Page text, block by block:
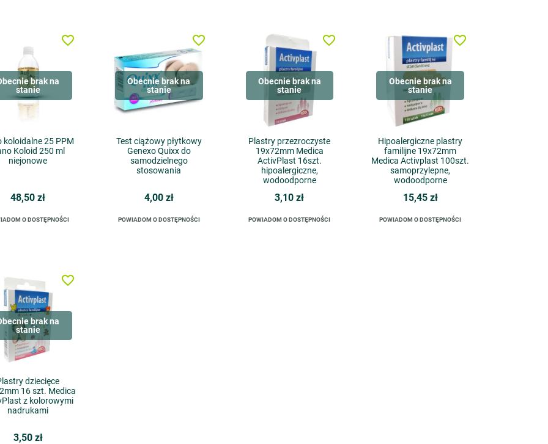
brak na
stanie
koloidalne 25 PPM
Koloid 250 ml
niejonowe
48,50 zł
O DOSTĘPNOŚCI
favorite_border
Obecnie brak na
stanie
Test ciążowy płytkowy
Genexo Quixx do
samodzielnego
stosowania
4,00 zł
POWIADOM O DOSTĘPNOŚCI
favorite_border
Obecnie brak na
stanie
Plastry przezroczyste
19x72mm Medica
ActivPlast 16szt.
hipoalergiczne,
wodoodporne
3,10 zł
POWIADOM O DOSTĘPNOŚCI
favorite_border
Obecnie brak na
stanie
Hipoalergiczne plastry
familijne 19x72mm
Medica Activplast 100szt.
samoprzylepne,
wodoodporne
15,45 zł
POWIADOM O DOSTĘPNOŚCI
favorite_border
brak na
stanie
dziecięce
16 szt. Medica
z kolorowymi
nadrukami
3,50 zł
favorite_border